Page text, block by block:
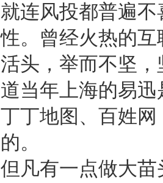
就连风投都普遍
性。曾经火热的
活头，举而不坚
道当年上海的易
丁丁地图、百姓
的。
但凡有一点做大